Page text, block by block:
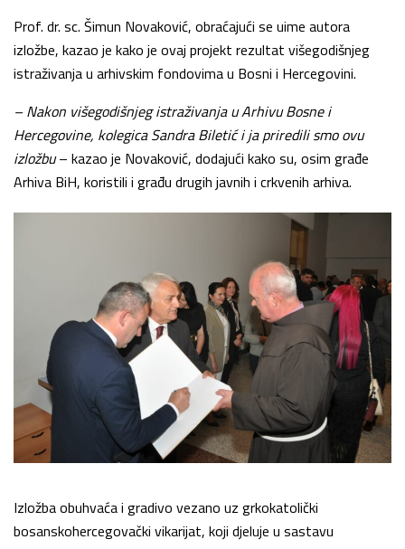
Prof. dr. sc. Šimun Novaković, obraćajući se uime autora
izložbe, kazao je kako je ovaj projekt rezultat višegodišnjeg
istraživanja u arhivskim fondovima u Bosni i Hercegovini.
– Nakon višegodišnjeg istraživanja u Arhivu Bosne i
Hercegovine, kolegica Sandra Biletić i ja priredili smo ovu
izložbu– kazao je Novaković, dodajući kako su, osim građe
Arhiva BiH, koristili i građu drugih javnih i crkvenih arhiva.
Izložba obuhvaća i gradivo vezano uz grkokatolički
bosanskohercegovački vikarijat, koji djeluje u sastavu